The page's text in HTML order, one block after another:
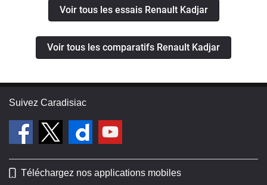
Voir tous les essais Renault Kadjar
Voir tous les comparatifs Renault Kadjar
Suivez Caradisiac
Téléchargez nos applications mobiles